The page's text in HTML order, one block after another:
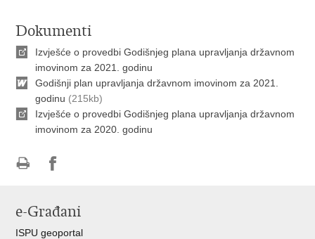
Dokumenti
Izvješće o provedbi Godišnjeg plana upravljanja državnom
imovinom za 2021. godinu
Godišnji plan upravljanja državnom imovinom za 2021.
godinu (215kb)
Izvješće o provedbi Godišnjeg plana upravljanja državnom
imovinom za 2020. godinu
FacebookuTwitteru
e-Građani
ISPU geoportal